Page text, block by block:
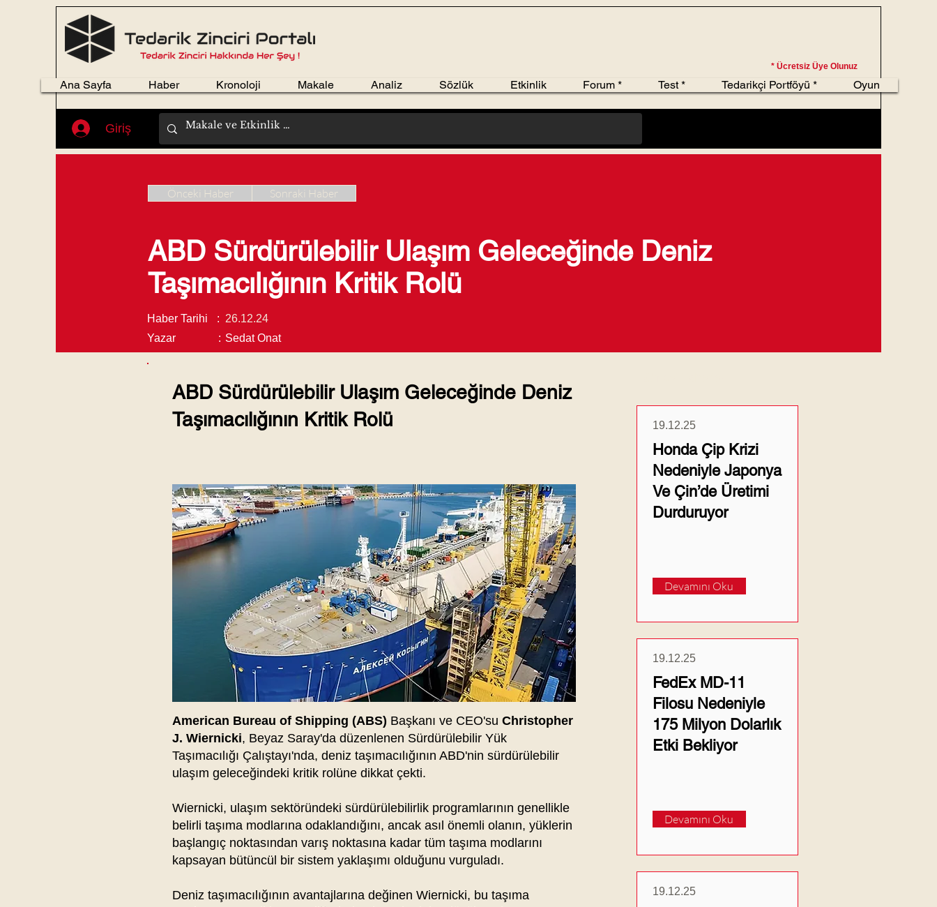
* Ücretsiz Üye Olunuz
Giriş
Ana Sayfa Haber Kronoloji Makale Analiz Sözlük Etkinlik Forum * Test * Tedarikçi Portföyü * Oyun
Önceki Haber Sonraki Haber
ABD Sürdürülebilir Ulaşım Geleceğinde Deniz
Taşımacılığının Kritik Rolü
Haber Tarihi : 26.12.24
Yazar
: Sedat Onat
ABD Sürdürülebilir Ulaşım Geleceğinde Deniz
Taşımacılığının Kritik Rolü
American Bureau of Shipping (ABS) Başkanı ve CEO'su Christopher
J. Wiernicki, Beyaz Saray'da düzenlenen Sürdürülebilir Yük
Taşımacılığı Çalıştayı'nda, deniz taşımacılığının ABD'nin sürdürülebilir
ulaşım geleceğindeki kritik rolüne dikkat çekti.
Wiernicki, ulaşım sektöründeki sürdürülebilirlik programlarının genellikle
belirli taşıma modlarına odaklandığını, ancak asıl önemli olanın, yüklerin
başlangıç noktasından varış noktasına kadar tüm taşıma modlarını
kapsayan bütüncül bir sistem yaklaşımı olduğunu vurguladı.
Deniz taşımacılığının avantajlarına değinen Wiernicki, bu taşıma
19.12.25
Honda Çip Krizi
Nedeniyle Japonya
Ve Çin’de Üretimi
Durduruyor
Devamını Oku
19.12.25
FedEx MD-11
Filosu Nedeniyle
175 Milyon Dolarlık
Etki Bekliyor
Devamını Oku
19.12.25